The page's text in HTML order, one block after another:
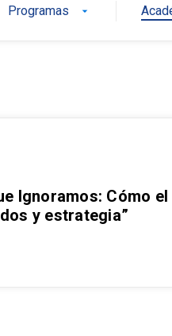
Programas arrow_drop_down
Ignoramos: Cómo
y estrategia”